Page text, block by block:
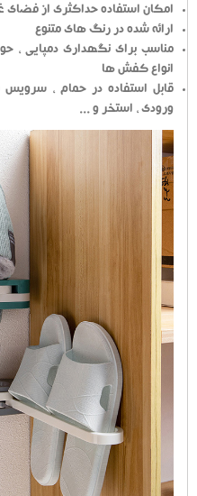
امکان استفاده حداکثری از فضای
ارائه شده در رنگ های متنوع
مناسب برای نگهداری دمپایی ،
انواع کفش ها
قابل استفاده در حمام ،
ورودی ، استخر و ...